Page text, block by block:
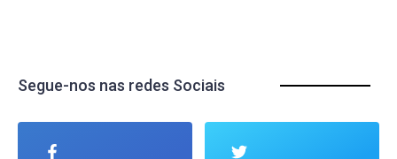
Segue-nos nas redes Sociais